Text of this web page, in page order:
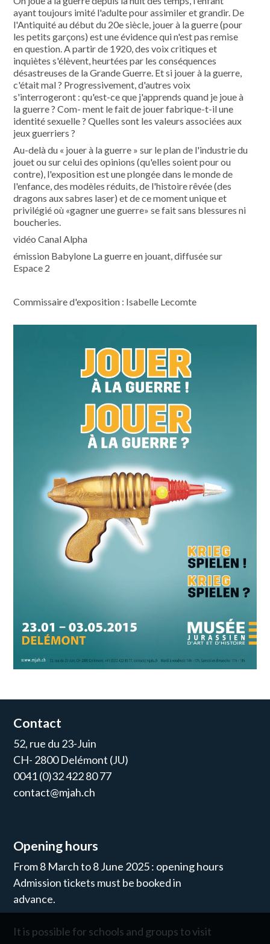
ayant toujours imité l'adulte pour assimiler et grandir. De
l'Antiquité au début du 20e siècle, jouer à la guerre (pour
les petits garçons) est une évidence qui n'est pas remise
en question. A partir de 1920, des voix critiques et
inquiètes s'élèvent, heurtées par les conséquences
désastreuses de la Grande Guerre. Et si jouer à la guerre,
c'était mal ? Progressivement, d'autres voix
s'interrogeront : qu'est-ce que j'apprends quand je joue à
la guerre ? Com- ment le fait de jouer fabrique-t-il une
identité sexuelle ? Quelles sont les valeurs associées aux
jeux guerriers ?
Au-delà du « jouer à la guerre » sur le plan de l'industrie du
jouet ou sur celui des opinions (qu'elles soient pour ou
contre), l'exposition est une plongée dans le monde de
l'enfance, des modèles réduits, de l'histoire rêvée (des
dragons aux sabres laser) et de ce moment unique et
privilégié où «gagner une guerre» se fait sans blessures ni
boucheries.
vidéo Canal Alpha
émission Babylone La guerre en jouant, diffusée sur
Espace 2
Commissaire d'exposition : Isabelle Lecomte
Contact
52, rue du 23-Juin
CH- 2800 Delémont (JU)
0041 (0)32 422 80 77
contact@mjah.ch
Opening hours
From 8 March to 8 June 2025 : opening hours
Admission tickets must be booked in
advance.
It is possible for schools and groups to visit